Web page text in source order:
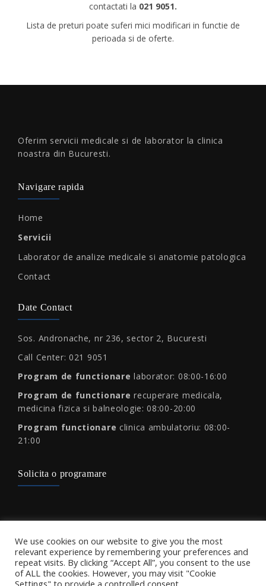
contactati la 021 9051.
Lista de preturi poate suferi mici modificari in functie de
perioada si de oferte.
Oferim servicii medicale si de laborator la clinica
noastra din Bucuresti.
Navigare rapida
Home
Servicii
Laborator de analize medicale si anatomie patologica
Contact
Date Contact
Sos. Andronache, nr 236, sector 2, Bucuresti
Call Center: 021 9051
Program de functionare laborator: 08:00-16:00
Program de functionare recuperare medicala,
medicina fizica si balneologie: 08:00-20:00
Program functionare clinica ambulatoriu: 08:00-
21:00
Solicita o programare
We use cookies on our website to give you the most
relevant experience by remembering your preferences and
repeat visits. By clicking “Accept All”, you consent to the use
of ALL the cookies. However, you may visit "Cookie
Settings" to provide a controlled consent.